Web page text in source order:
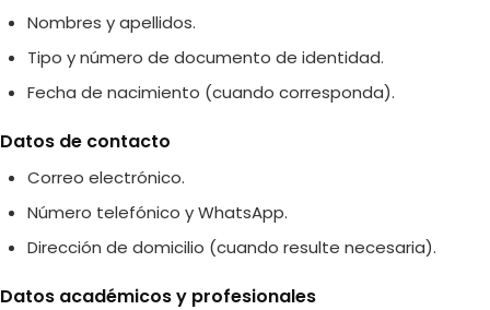
Nombres y apellidos.
Tipo y número de documento de identidad.
Fecha de nacimiento (cuando corresponda).
Datos de contacto
Correo electrónico.
Número telefónico y WhatsApp.
Dirección de domicilio (cuando resulte necesaria).
Datos académicos y profesionales